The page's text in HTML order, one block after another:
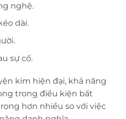
nghệ.
dài.
sự cố.
kim hiện đại, khả năng
trong điều kiện bất
hơn nhiều so với việc